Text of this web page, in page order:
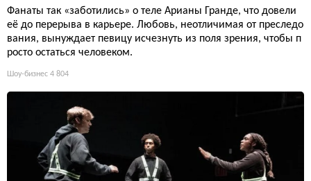
Фанаты так «заботились» о теле Арианы Гранде, что довели
её до перерыва в карьере. Любовь, неотличимая от преследо
вания, вынуждает певицу исчезнуть из поля зрения, чтобы п
росто остаться человеком.
Шоу-бизнес 4 804